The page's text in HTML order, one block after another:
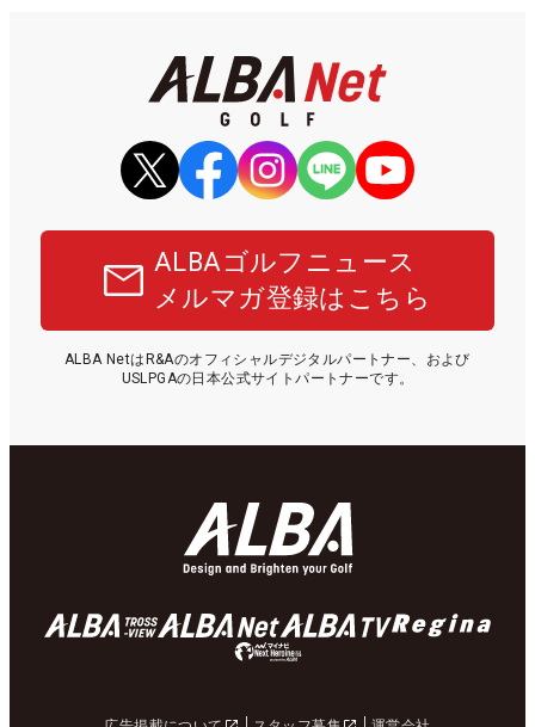
ALBAゴルフニュース
メルマガ登録はこちら
ALBA NetはR&Aのオフィシャルデジタルパートナー、および
USLPGAの日本公式サイトパートナーです。